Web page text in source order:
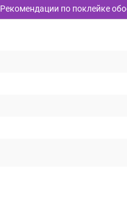
Рекомендации по поклейке